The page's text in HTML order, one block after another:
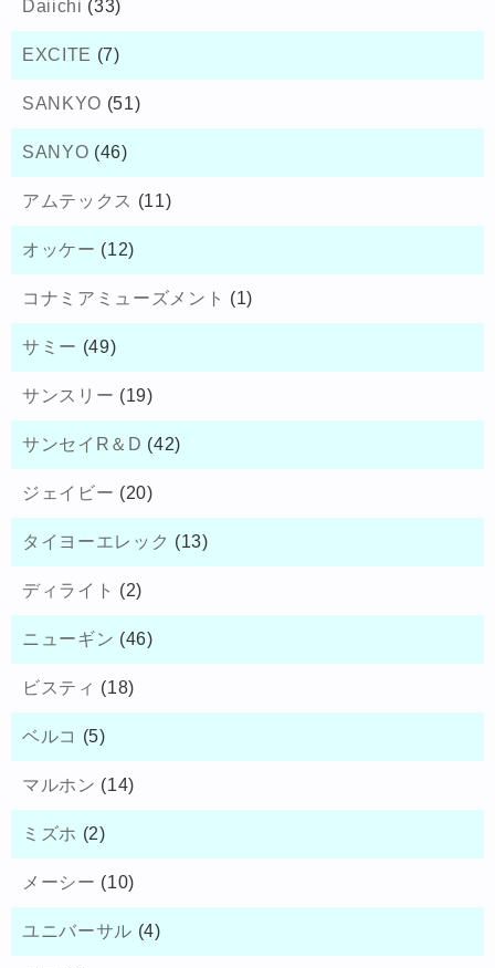
Daiichi (33)
EXCITE (7)
SANKYO (51)
SANYO (46)
アムテックス (11)
オッケー (12)
コナミアミューズメント (1)
サミー (49)
サンスリー (19)
サンセイR＆D (42)
ジェイビー (20)
タイヨーエレック (13)
ディライト (2)
ニューギン (46)
ビスティ (18)
ベルコ (5)
マルホン (14)
ミズホ (2)
メーシー (10)
ユニバーサル (4)